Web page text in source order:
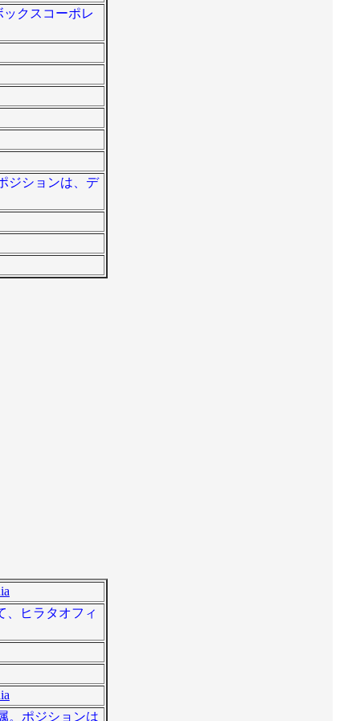
クスコーポレ
ジションは、デ
、ヒラタオフィ
。ポジションは